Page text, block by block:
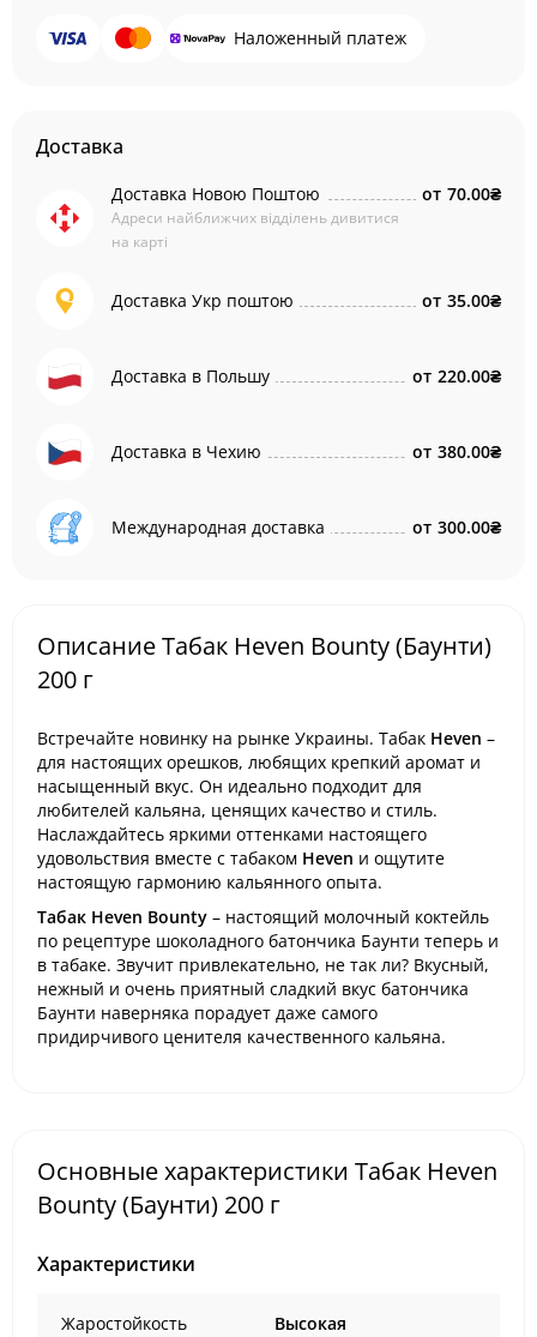
Наложенный платеж
Доставка
Доставка Новою Поштою
Адреси найближчих відділень дивитися
на карті
от 70.00₴
Доставка Укр поштою от 35.00₴
Доставка в Польшу от 220.00₴
Доставка в Чехию от 380.00₴
Международная доставка от 300.00₴
Описание Табак Heven Bounty (Баунти)
200 г
Встречайте новинку на рынке Украины. Табак Heven –
для настоящих орешков, любящих крепкий аромат и
насыщенный вкус. Он идеально подходит для
любителей кальяна, ценящих качество и стиль.
Наслаждайтесь яркими оттенками настоящего
удовольствия вместе с табаком Heven и ощутите
настоящую гармонию кальянного опыта.
Табак Heven Bounty – настоящий молочный коктейль
по рецептуре шоколадного батончика Баунти теперь и
в табаке. Звучит привлекательно, не так ли? Вкусный,
нежный и очень приятный сладкий вкус батончика
Баунти наверняка порадует даже самого
придирчивого ценителя качественного кальяна.
Основные характеристики Табак Heven
Bounty (Баунти) 200 г
Характеристики
Жаростойкость Высокая